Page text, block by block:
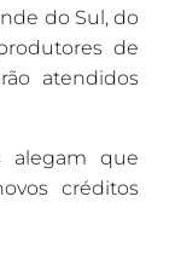
do Sul, do
de
atendidos
alegam que
créditos